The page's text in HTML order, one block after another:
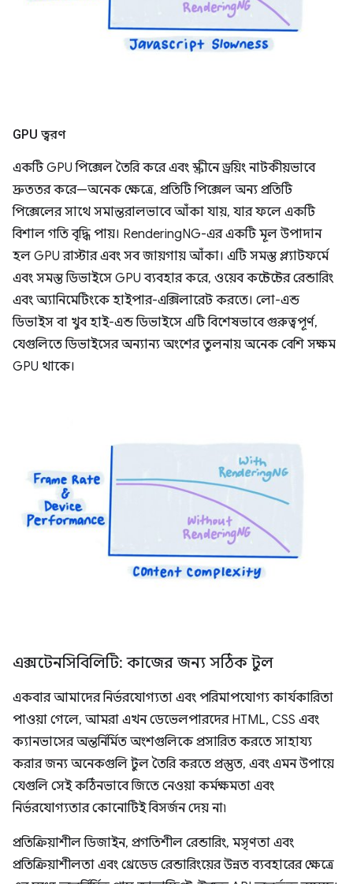
GPU ত্বরণ
একটি GPU পিক্সেল তৈরি করে এবং স্ক্রীনে ড্রয়িং নাটকীয়ভাবে
দ্রুততর করে—অনেক ক্ষেত্রে, প্রতিটি পিক্সেল অন্য প্রতিটি
পিক্সেলের সাথে সমান্তরালভাবে আঁকা যায়, যার ফলে একটি
বিশাল গতি বৃদ্ধি পায়। RenderingNG-এর একটি মূল উপাদান
হল GPU রাস্টার এবং সব জায়গায় আঁকা। এটি সমস্ত প্ল্যাটফর্মে
এবং সমস্ত ডিভাইসে GPU ব্যবহার করে, ওয়েব কন্টেন্টের রেন্ডারিং
এবং অ্যানিমেটিংকে হাইপার-এক্সিলারেট করতে। লো-এন্ড
ডিভাইস বা খুব হাই-এন্ড ডিভাইসে এটি বিশেষভাবে গুরুত্বপূর্ণ,
যেগুলিতে ডিভাইসের অন্যান্য অংশের তুলনায় অনেক বেশি সক্ষম
GPU থাকে।
এক্সটেনসিবিলিটি: কাজের জন্য সঠিক টুল
একবার আমাদের নির্ভরযোগ্যতা এবং পরিমাপযোগ্য কার্যকারিতা
পাওয়া গেলে, আমরা এখন ডেভেলপারদের HTML, CSS এবং
ক্যানভাসের অন্তর্নির্মিত অংশগুলিকে প্রসারিত করতে সাহায্য
করার জন্য অনেকগুলি টুল তৈরি করতে প্রস্তুত, এবং এমন উপায়ে
যেগুলি সেই কঠিনভাবে জিতে নেওয়া কর্মক্ষমতা এবং
নির্ভরযোগ্যতার কোনোটিই বিসর্জন দেয় না৷
প্রতিক্রিয়াশীল ডিজাইন, প্রগতিশীল রেন্ডারিং, মসৃণতা এবং
প্রতিক্রিয়াশীলতা এবং থ্রেডেড রেন্ডারিংয়ের উন্নত ব্যবহারের ক্ষেত্রে